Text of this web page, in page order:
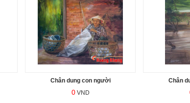
Chân dung con người
0VND
Chân